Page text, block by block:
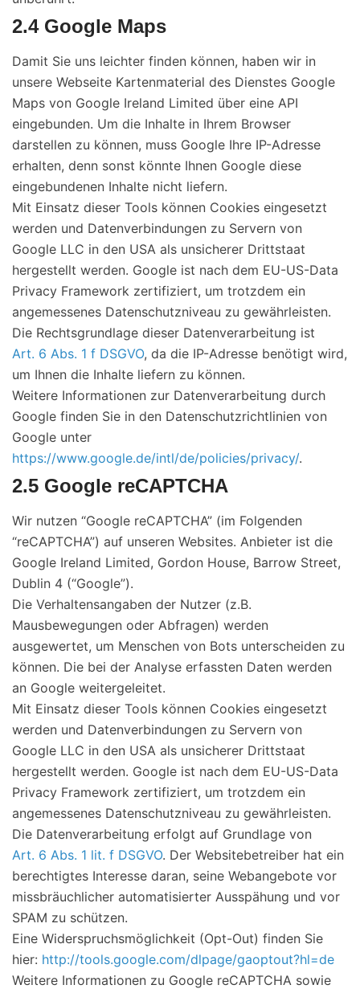
2.4 Google Maps
Damit Sie uns leichter finden können, haben wir in
unsere Webseite Kartenmaterial des Dienstes Google
Maps von Google Ireland Limited über eine API
eingebunden. Um die Inhalte in Ihrem Browser
darstellen zu können, muss Google Ihre IP-Adresse
erhalten, denn sonst könnte Ihnen Google diese
eingebundenen Inhalte nicht liefern.
Mit Einsatz dieser Tools können Cookies eingesetzt
werden und Datenverbindungen zu Servern von
Google LLC in den USA als unsicherer Drittstaat
hergestellt werden. Google ist nach dem EU-US-Data
Privacy Framework zertifiziert, um trotzdem ein
angemessenes Datenschutzniveau zu gewährleisten.
Die Rechtsgrundlage dieser Datenverarbeitung ist
Art. 6 Abs. 1 f DSGVO, da die IP-Adresse benötigt wird,
um Ihnen die Inhalte liefern zu können.
Weitere Informationen zur Datenverarbeitung durch
Google finden Sie in den Datenschutzrichtlinien von
Google unter
https://www.google.de/intl/de/policies/privacy/.
2.5 Google reCAPTCHA
Wir nutzen “Google reCAPTCHA” (im Folgenden
“reCAPTCHA”) auf unseren Websites. Anbieter ist die
Google Ireland Limited, Gordon House, Barrow Street,
Dublin 4 (“Google”).
Die Verhaltensangaben der Nutzer (z.B.
Mausbewegungen oder Abfragen) werden
ausgewertet, um Menschen von Bots unterscheiden zu
können. Die bei der Analyse erfassten Daten werden
an Google weitergeleitet.
Mit Einsatz dieser Tools können Cookies eingesetzt
werden und Datenverbindungen zu Servern von
Google LLC in den USA als unsicherer Drittstaat
hergestellt werden. Google ist nach dem EU-US-Data
Privacy Framework zertifiziert, um trotzdem ein
angemessenes Datenschutzniveau zu gewährleisten.
Die Datenverarbeitung erfolgt auf Grundlage von
Art. 6 Abs. 1 lit. f DSGVO. Der Websitebetreiber hat ein
berechtigtes Interesse daran, seine Webangebote vor
missbräuchlicher automatisierter Ausspähung und vor
SPAM zu schützen.
Eine Widerspruchsmöglichkeit (Opt-Out) finden Sie
hier: http://tools.google.com/dlpage/gaoptout?hl=de
Weitere Informationen zu Google reCAPTCHA sowie